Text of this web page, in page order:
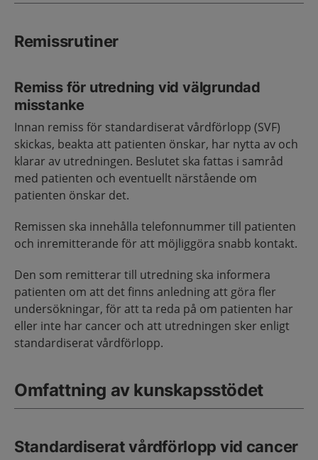
Remissrutiner
Remiss för utredning vid välgrundad
misstanke
Innan remiss för standardiserat vårdförlopp (SVF)
skickas, beakta att patienten önskar, har nytta av och
klarar av utredningen. Beslutet ska fattas i samråd
med patienten och eventuellt närstående om
patienten önskar det.
Remissen ska innehålla telefonnummer till patienten
och inremitterande för att möjliggöra snabb kontakt.
Den som remitterar till utredning ska informera
patienten om att det finns anledning att göra fler
undersökningar, för att ta reda på om patienten har
eller inte har cancer och att utredningen sker enligt
standardiserat vårdförlopp.
Omfattning av kunskapsstödet
Standardiserat vårdförlopp vid cancer